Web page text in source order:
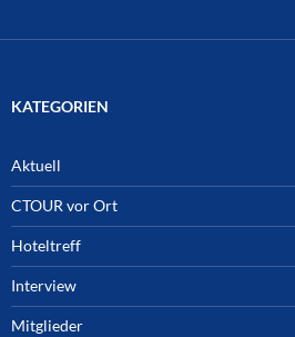
KATEGORIEN
Aktuell
CTOUR vor Ort
Hoteltreff
Interview
Mitglieder